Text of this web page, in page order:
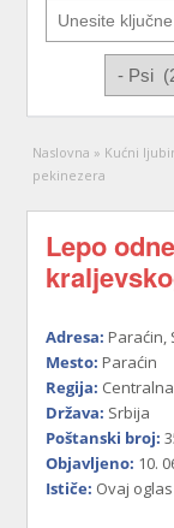
Naslovna » Kućni
pekinezera
Lepo
Adresa: Paraćin,
Mesto: Paraćin
Regija:
Država: Srbija
Poštanski broj:
Objavljeno: 10.
Ističe: Ovaj